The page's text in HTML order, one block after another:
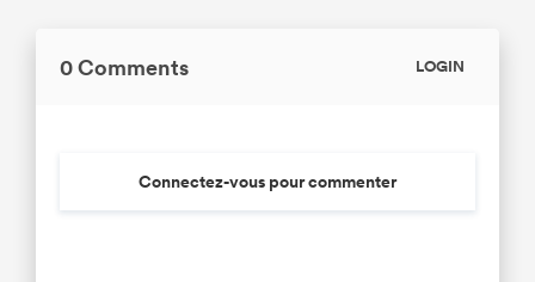
0 Comments LOGIN
Connectez-vous pour commenter